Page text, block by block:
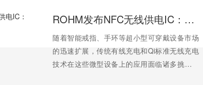
ROHM发布NFC无线供电IC：ML7670和ML7671，
随着智能戒指、手环等超小型可穿戴设备市场
的迅速扩展，传统有线充电和Qi标准无线充电
技术在这些微型设备上的应用面临诸多挑战。